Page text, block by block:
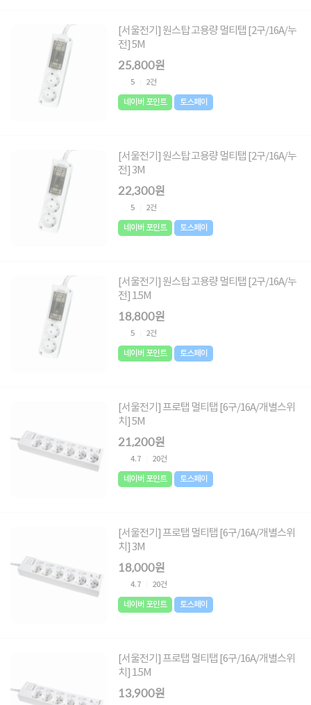
[서울전기] 원스탑 고용량 멀티탭 [2구/16A/누
전] 5M
25,800원
5 2건
네이버 포인트 토스페이
[서울전기] 원스탑 고용량 멀티탭 [2구/16A/누
전] 3M
22,300원
5 2건
네이버 포인트 토스페이
[서울전기] 원스탑 고용량 멀티탭 [2구/16A/누
전] 1.5M
18,800원
5 2건
네이버 포인트 토스페이
[서울전기] 프로탭 멀티탭 [6구/16A/개별스위
치] 5M
21,200원
4.7 20건
네이버 포인트 토스페이
[서울전기] 프로탭 멀티탭 [6구/16A/개별스위
치] 3M
18,000원
4.7 20건
네이버 포인트 토스페이
[서울전기] 프로탭 멀티탭 [6구/16A/개별스위
치] 1.5M
13,900원